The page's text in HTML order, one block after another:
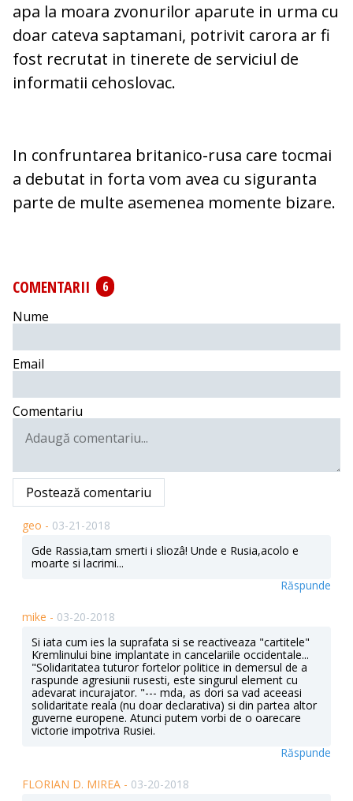
apa la moara zvonurilor aparute in urma cu
doar cateva saptamani, potrivit carora ar fi
fost recrutat in tinerete de serviciul de
informatii cehoslovac.
In confruntarea britanico-rusa care tocmai
a debutat in forta vom avea cu siguranta
parte de multe asemenea momente bizare.
COMENTARII
6
Nume
Email
Comentariu
Postează comentariu
geo - 03-21-2018
Gde Rassia,tam smerti i sliozâ! Unde e Rusia,acolo e
moarte si lacrimi...
Răspunde
mike - 03-20-2018
Si iata cum ies la suprafata si se reactiveaza "cartitele"
Kremlinului bine implantate in cancelariile occidentale...
"Solidaritatea tuturor fortelor politice in demersul de a
raspunde agresiunii rusesti, este singurul element cu
adevarat incurajator. "--- mda, as dori sa vad aceeasi
solidaritate reala (nu doar declarativa) si din partea altor
guverne europene. Atunci putem vorbi de o oarecare
victorie impotriva Rusiei.
Răspunde
FLORIAN D. MIREA - 03-20-2018